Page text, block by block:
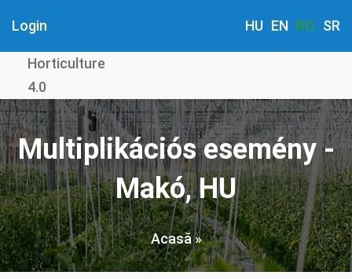
conţinutul
principal
Login HU EN RO SR
Horticulture
4.0
Multiplikációs esemény -
Makó, HU
Breadcrumb
Acasă